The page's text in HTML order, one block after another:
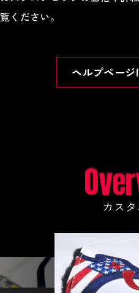
覧ください。
ヘルプページ
カス